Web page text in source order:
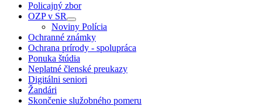
Policajný zbor
OZP v SR
Noviny Polícia
Ochranné známky
Ochrana prírody - spolupráca
Ponuka štúdia
Neplatné členské preukazy
Digitálni seniori
Žandári
Skončenie služobného pomeru